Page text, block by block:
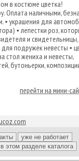
в костюме цветка!
Оплата наличными,
• украшения для
• лепестки роз,
и свидетельницы,
подружек невесты •
стол жениха и невесты,
бутоньерки,
перейти на мини-